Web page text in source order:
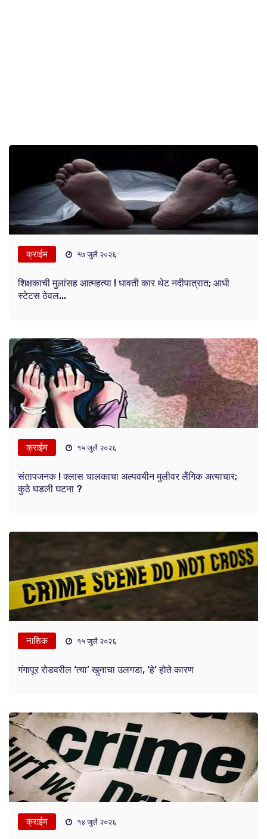
क्राईम १७ जुलै २०२६
शिक्षकाची मुलांसह आत्महत्या ! धावती कार थेट नदीपात्रात; आधी
स्टेटस ठेवल...
क्राईम १५ जुलै २०२६
संतापजनक ! क्लास चालकाचा अल्पवयीन मुलीवर लैंगिक अत्याचार;
कुठे घडली घटना ?
नाशिक १५ जुलै २०२६
गंगापूर रोडवरील ‘त्या’ खुनाचा उलगडा, ‘हे’ होते कारण
क्राईम १४ जुलै २०२६